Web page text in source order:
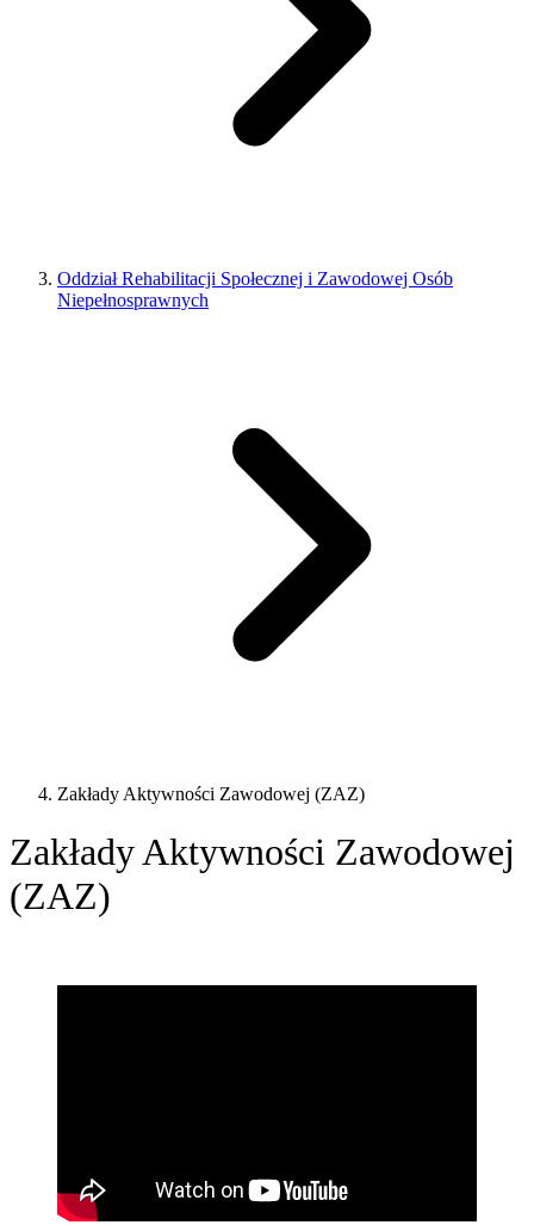
Oddział Rehabilitacji Społecznej i Zawodowej Osób
Niepełnosprawnych
Zakłady Aktywności Zawodowej (ZAZ)
Zakłady Aktywności Zawodowej
(ZAZ)